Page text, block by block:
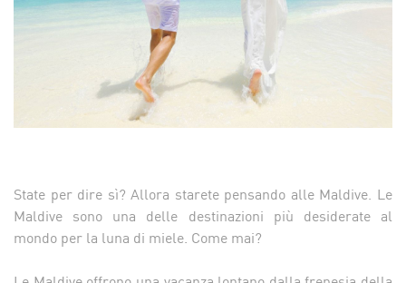
State per dire sì? Allora starete pensando alle Maldive. Le
Maldive sono una delle destinazioni più desiderate al
mondo per la luna di miele. Come mai?